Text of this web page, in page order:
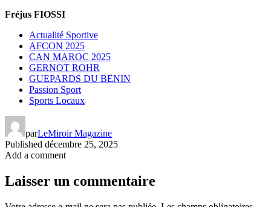
Fréjus FIOSSI
Actualité Sportive
AFCON 2025
CAN MAROC 2025
GERNOT ROHR
GUEPARDS DU BENIN
Passion Sport
Sports Locaux
parLeMiroir Magazine
Published décembre 25, 2025
Add a comment
Laisser un commentaire